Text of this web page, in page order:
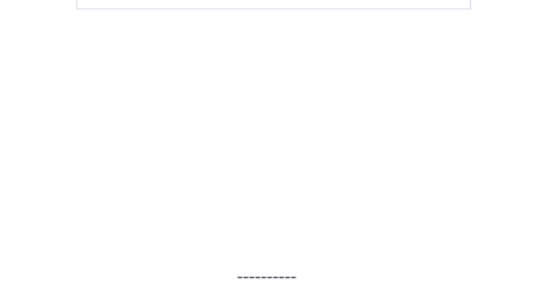
----------